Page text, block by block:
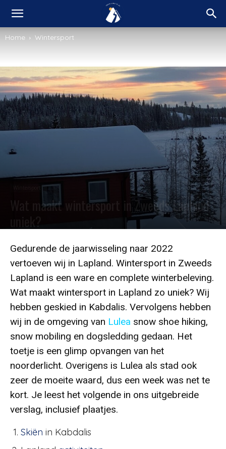
Home Wintersport
Wat maakt wintersport in Zweeds Lapland
uniek?
Gedurende de jaarwisseling naar 2022
vertoeven wij in Lapland. Wintersport in Zweeds
Lapland is een ware en complete winterbeleving.
Wat maakt wintersport in Lapland zo uniek? Wij
hebben geskied in Kabdalis. Vervolgens hebben
wij in de omgeving van Lulea snow shoe hiking,
snow mobiling en dogsledding gedaan. Het
toetje is een glimp opvangen van het
noorderlicht. Overigens is Lulea als stad ook
zeer de moeite waard, dus een week was net te
kort. Je leest het volgende in ons uitgebreide
verslag, inclusief plaatjes.
Skiën in Kabdalis